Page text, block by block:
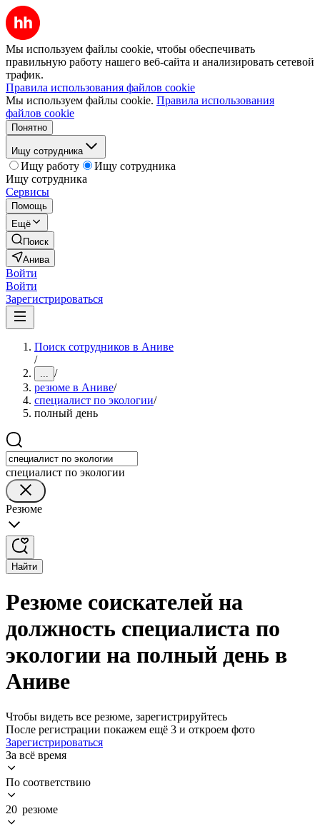
Мы используем файлы cookie, чтобы обеспечивать
правильную работу нашего веб-сайта и анализировать сетевой
трафик.
Правила использования файлов cookie
Мы используем файлы cookie. Правила использования
файлов cookie
Понятно
Ищу сотрудника
Ищу работу
Ищу сотрудника
Ищу сотрудника
Сервисы
Помощь
Ещё
Поиск
Анива
Войти
Войти
Зарегистрироваться
Поиск сотрудников в Аниве
/
... /
резюме в Аниве/
специалист по экологии/
полный день
специалист по экологии
Резюме
Найти
Резюме соискателей на
должность специалиста по
экологии на полный день в
Аниве
Чтобы видеть все резюме, зарегистрируйтесь
После регистрации покажем ещё 3 и откроем фото
Зарегистрироваться
За всё время
По соответствию
20 резюме